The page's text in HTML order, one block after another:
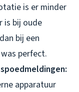
is er minder
is bij oude
bij een
perfect.
apparatuur